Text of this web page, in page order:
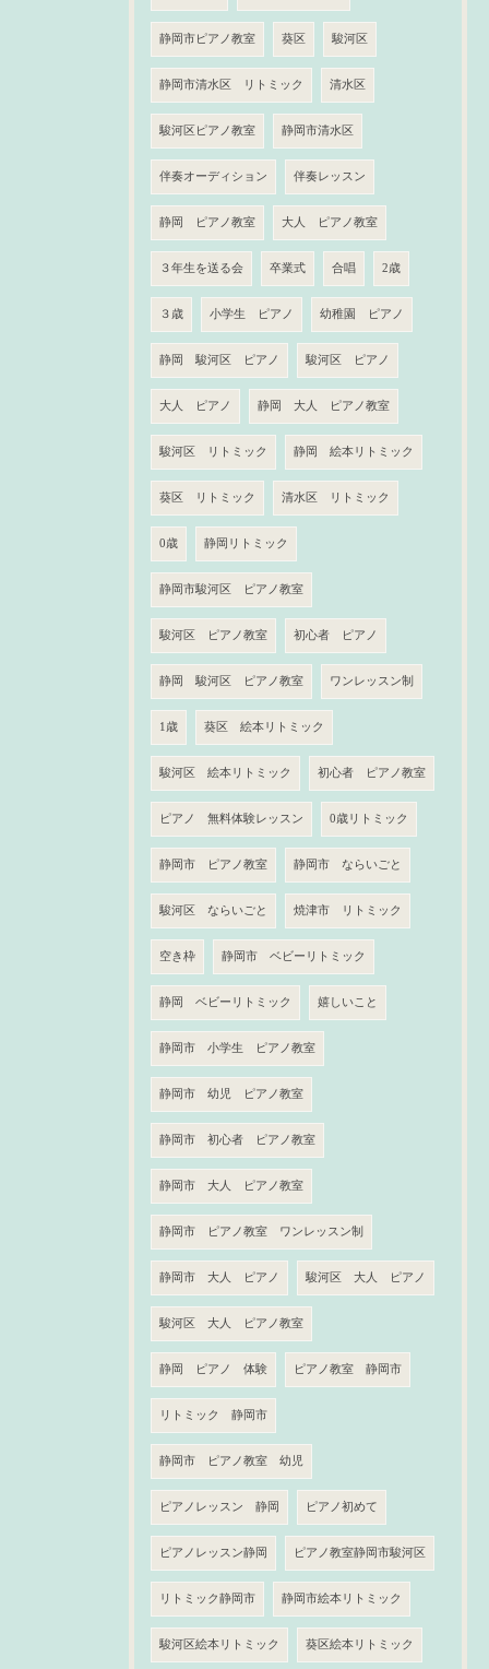
静岡市ピアノ教室 葵区 駿河区
静岡市清水区 リトミック 清水区
駿河区ピアノ教室 静岡市清水区
伴奏オーディション 伴奏レッスン
静岡 ピアノ教室 大人 ピアノ教室
３年生を送る会 卒業式 合唱 2歳
３歳 小学生 ピアノ 幼稚園 ピアノ
静岡 駿河区 ピアノ 駿河区 ピアノ
大人 ピアノ 静岡 大人 ピアノ教室
駿河区 リトミック 静岡 絵本リトミック
葵区 リトミック 清水区 リトミック
0歳 静岡リトミック
静岡市駿河区 ピアノ教室
駿河区 ピアノ教室 初心者 ピアノ
静岡 駿河区 ピアノ教室 ワンレッスン制
1歳 葵区 絵本リトミック
駿河区 絵本リトミック 初心者 ピアノ教室
ピアノ 無料体験レッスン 0歳リトミック
静岡市 ピアノ教室 静岡市 ならいごと
駿河区 ならいごと 焼津市 リトミック
空き枠 静岡市 ベビーリトミック
静岡 ベビーリトミック 嬉しいこと
静岡市 小学生 ピアノ教室
静岡市 幼児 ピアノ教室
静岡市 初心者 ピアノ教室
静岡市 大人 ピアノ教室
静岡市 ピアノ教室 ワンレッスン制
静岡市 大人 ピアノ 駿河区 大人 ピアノ
駿河区 大人 ピアノ教室
静岡 ピアノ 体験 ピアノ教室 静岡市
リトミック 静岡市
静岡市 ピアノ教室 幼児
ピアノレッスン 静岡 ピアノ初めて
ピアノレッスン静岡 ピアノ教室静岡市駿河区
リトミック静岡市 静岡市絵本リトミック
駿河区絵本リトミック 葵区絵本リトミック